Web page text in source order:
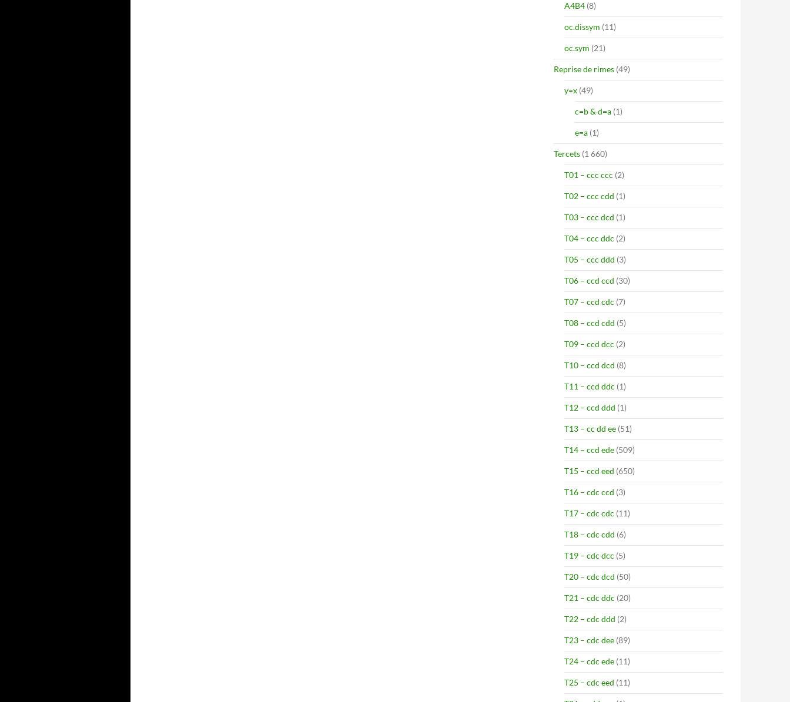
A4B4 (8)
oc.dissym (11)
oc.sym (21)
Reprise de rimes (49)
y=x (49)
c=b & d=a (1)
e=a (1)
Tercets (1 660)
T01 – ccc ccc (2)
T02 – ccc cdd (1)
T03 – ccc dcd (1)
T04 – ccc ddc (2)
T05 – ccc ddd (3)
T06 – ccd ccd (30)
T07 – ccd cdc (7)
T08 – ccd cdd (5)
T09 – ccd dcc (2)
T10 – ccd dcd (8)
T11 – ccd ddc (1)
T12 – ccd ddd (1)
T13 – cc dd ee (51)
T14 – ccd ede (509)
T15 – ccd eed (650)
T16 – cdc ccd (3)
T17 – cdc cdc (11)
T18 – cdc cdd (6)
T19 – cdc dcc (5)
T20 – cdc dcd (50)
T21 – cdc ddc (20)
T22 – cdc ddd (2)
T23 – cdc dee (89)
T24 – cdc ede (11)
T25 – cdc eed (11)